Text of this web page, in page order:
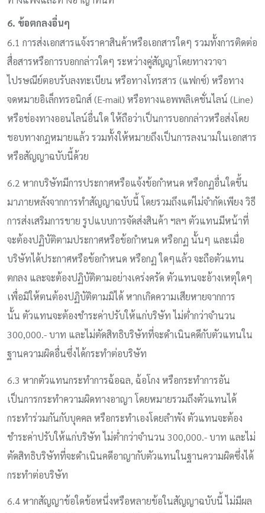
6. ข้อตกลงอื่นๆ
6.1 การส่งเอกสารแจ้งราคาสินค้าหรือเอกสารใดๆ รวมทั้งการติดต่อ
สื่อสารหรือการบอกกล่าวใดๆ ระหว่างคู่สัญญาโดยทางวาจา
ไปรษณีย์ตอบรับลงทะเบียน หรือทางโทรสาร (แฟกซ์) หรือทาง
จดหมายอิเล็กทรอนิกส์ (E-mail) หรือทางแอพพลิเคชั่นไลน์ (Line)
หรือช่องทางออนไลน์อื่นใด ให้ถือว่าเป็นการบอกกล่าวหรือส่งโดย
ชอบทางกฎหมายแล้ว รวมทั้งให้หมายถึงเป็นการลงนามในเอกสาร
หรือสัญญาฉบับนี้ด้วย
6.2 หากบริษัทมีการประกาศหรือแจ้งข้อกำหนด หรือกฏอื่นใดขึ้น
มาภายหลังจากการทำสัญญาฉบับนี้ โดยรวมถึงแต่ไม่จำกัดเพียง วิธี
การส่งเสริมการขาย รูปแบบการจัดส่งสินค้า ฯลฯ ตัวแทนมีหน้าที่
จะต้องปฏิบัติตามประกาศหรือข้อกำหนด หรือกฏ นั้นๆ และเมื่อ
บริษัทได้ประกาศหรือข้อกำหนด หรือกฏ ใดๆแล้ว จะถือตัวแทน
ตกลง และจะต้องปฏิบัติตามอย่างเคร่งครัด ตัวแทนจะอ้างเหตุใดๆ
เพื่อมิให้ตนต้องปฏิบัติตามมิได้ หากเกิดความเสียหายจากการ
นั้น ตัวแทนจะต้องชำระค่าปรับให้แก่บริษัท ไม่ต่ำกว่าจำนวน
300,000.- บาท และไม่ตัดสิทธิบริษัทที่จะดำเนินคดีกับตัวแทนใน
ฐานความผิดอื่นซึ่งได้กระทำต่อบริษัท
6.3 หากตัวแทนกระทำการฉ้อฉล, ฉ้อโกง หรือกระทำการอัน
เป็นการกระทำความผิดทางอาญา โดยหมายรวมถึงตัวแทนได้
กระทำร่วมกันกับบุคคล หรือกระทำเองโดยลำพัง ตัวแทนจะต้อง
ชำระค่าปรับให้แก่บริษัท ไม่ต่ำกว่าจำนวน 300,000.- บาท และไม่
ตัดสิทธิบริษัทที่จะดำเนินคดีอาญากับตัวแทนในฐานความผิดซึ่งได้
กระทำต่อบริษัท
6.4 หากสัญญาข้อใดข้อหนึ่งหรือหลายข้อในสัญญาฉบับนี้ ไม่มีผล